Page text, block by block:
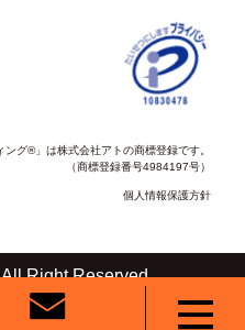
ング®」は株式会社アトの商標登録です。
（商標登録番号4984197号）
個人情報保護方針
Right Reserved.